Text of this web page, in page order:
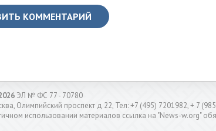
КОММЕНТАРИЙ
ЭЛ № ФС 77 - 70780
Олимпийский проспект д 22, Тел: +7 (495) 7201982, + 7
использовании материалов ссылка на "News-w.org"